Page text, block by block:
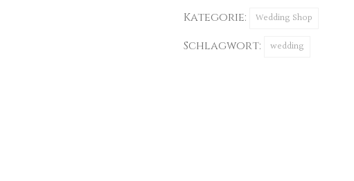
Kategorie: Wedding Shop
Schlagwort: wedding